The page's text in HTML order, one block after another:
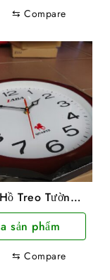
⇆ Compare
Treo Tường
Loại Tròn
sản phẩm
⇆ Compare